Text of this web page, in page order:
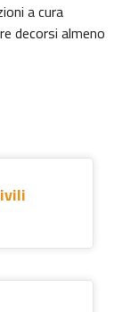
a cura
decorsi almeno